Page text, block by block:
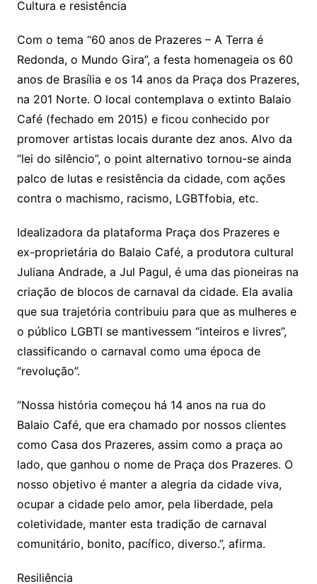
Cultura e resistência
Com o tema “60 anos de Prazeres – A Terra é
Redonda, o Mundo Gira”, a festa homenageia os 60
anos de Brasília e os 14 anos da Praça dos Prazeres,
na 201 Norte. O local contemplava o extinto Balaio
Café (fechado em 2015) e ficou conhecido por
promover artistas locais durante dez anos. Alvo da
“lei do silêncio”, o point alternativo tornou-se ainda
palco de lutas e resistência da cidade, com ações
contra o machismo, racismo, LGBTfobia, etc.
Idealizadora da plataforma Praça dos Prazeres e
ex-proprietária do Balaio Café, a produtora cultural
Juliana Andrade, a Jul Pagul, é uma das pioneiras na
criação de blocos de carnaval da cidade. Ela avalia
que sua trajetória contribuiu para que as mulheres e
o público LGBTI se mantivessem “inteiros e livres”,
classificando o carnaval como uma época de
“revolução”.
“Nossa história começou há 14 anos na rua do
Balaio Café, que era chamado por nossos clientes
como Casa dos Prazeres, assim como a praça ao
lado, que ganhou o nome de Praça dos Prazeres. O
nosso objetivo é manter a alegria da cidade viva,
ocupar a cidade pelo amor, pela liberdade, pela
coletividade, manter esta tradição de carnaval
comunitário, bonito, pacífico, diverso.”, afirma.
Resiliência